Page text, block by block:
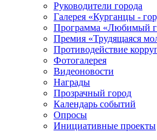
Руководители города
Галерея «Курганцы -
Программа «Любимый
Премия «Трудящаяся
Противодействие
Фотогалерея
Видеоновости
Награды
Прозрачный город
Календарь событий
Опросы
Инициативные проекты